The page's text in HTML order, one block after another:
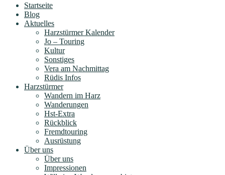
Startseite
Blog
Aktuelles
Harzstürmer Kalender
Jo – Touring
Kultur
Sonstiges
Vera am Nachmittag
Rüdis Infos
Harzstürmer
Wandern im Harz
Wanderungen
Hst-Extra
Rückblick
Fremdtouring
Ausrüstung
Über uns
Über uns
Impressionen